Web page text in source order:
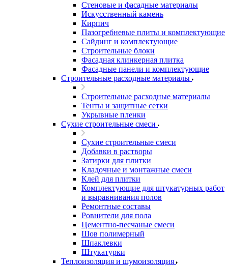
Стеновые и фасадные материалы
Искусственный камень
Кирпич
Пазогребневые плиты и комплектующие
Сайдинг и комплектующие
Строительные блоки
Фасадная клинкерная плитка
Фасадные панели и комплектующие
Строительные расходные материалы
Строительные расходные материалы
Тенты и защитные сетки
Укрывные пленки
Сухие строительные смеси
Сухие строительные смеси
Добавки в растворы
Затирки для плитки
Кладочные и монтажные смеси
Клей для плитки
Комплектующие для штукатурных работ
и выравнивания полов
Ремонтные составы
Ровнители для пола
Цементно-песчаные смеси
Шов полимерный
Шпаклевки
Штукатурки
Теплоизоляция и шумоизоляция